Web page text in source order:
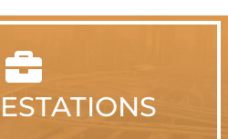
